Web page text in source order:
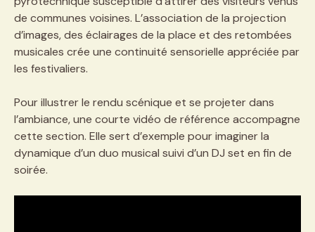
de communes voisines. L’association de la projection
d’images, des éclairages de la place et des retombées
musicales crée une continuité sensorielle appréciée par
les festivaliers.
Pour illustrer le rendu scénique et se projeter dans
l’ambiance, une courte vidéo de référence accompagne
cette section. Elle sert d’exemple pour imaginer la
dynamique d’un duo musical suivi d’un DJ set en fin de
soirée.